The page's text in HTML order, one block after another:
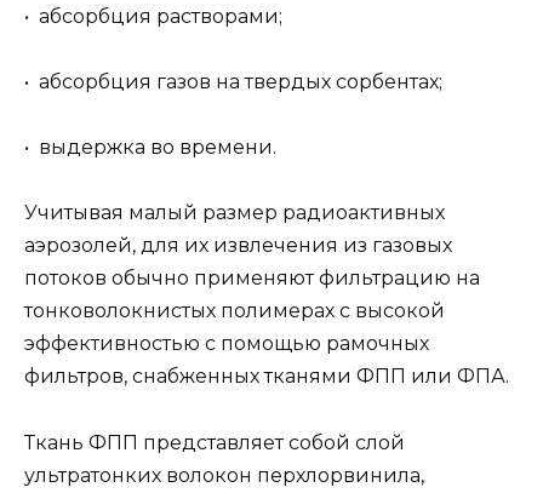
• абсорбция растворами;
• абсорбция газов на твердых сорбентах;
• выдержка во времени.
Учитывая малый размер радиоактивных
аэрозолей, для их извлечения из газовых
потоков обычно применяют фильтрацию на
тонковолокнистых полимерах с высокой
эффективностью с помощью рамочных
фильтров, снабженных тканями ФПП или ФПА.
Ткань ФПП представляет собой слой
ультратонких волокон перхлорвинила,